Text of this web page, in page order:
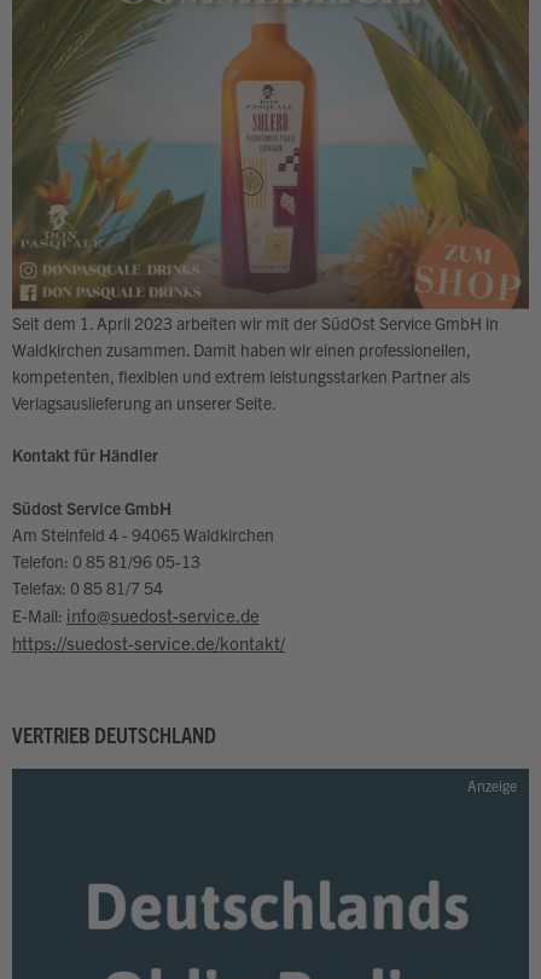
Seit dem 1. April 2023 arbeiten wir mit der SüdOst Service GmbH in
Waldkirchen zusammen. Damit haben wir einen professionellen,
kompetenten, flexiblen und extrem leistungsstarken Partner als
Verlagsauslieferung an unserer Seite.
Kontakt für Händler
Südost Service GmbH
Am Steinfeld 4 - 94065 Waldkirchen
Telefon: 0 85 81/96 05-13
Telefax: 0 85 81/7 54
E-Mail: info@suedost-service.de
https://suedost-service.de/kontakt/
VERTRIEB DEUTSCHLAND
Anzeige